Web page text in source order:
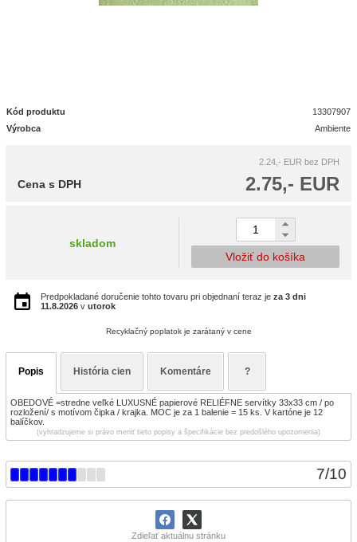
7/10
Zdieľať aktuálnu stránku
Kód produktu
13307907
Výrobca
Ambiente
2.24,- EUR bez DPH
2.75,- EUR
Cena s DPH
skladom
Vložiť do košíka
Predpokladané doručenie tohto tovaru pri objednaní teraz je za 3 dni
11.8.2026 v utorok
Recyklačný poplatok je zarátaný v cene
Popis História cien Komentáre ?
OBEDOVÉ =stredne veľké LUXUSNÉ papierové RELIÉFNE servítky 33x33 cm / po
rozložení/ s motívom čipka / krajka. MOC je za 1 balenie = 15 ks. V kartóne je 12
balíčkov.
(vyhradzujeme si právo meniť tieto popisy a špecifikácie bez predošlého upozornenia)